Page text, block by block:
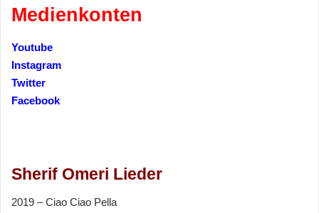
Medienkonten
Youtube
Instagram
Twitter
Facebook
Sherif Omeri Lieder
2019 – Ciao Ciao Pella